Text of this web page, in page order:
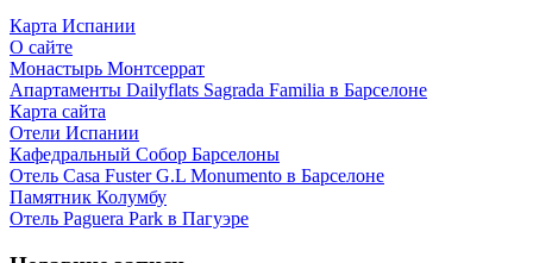
Карта Испании
О сайте
Монастырь Монтсеррат
Апартаменты Dailyflats Sagrada Familia в Барселоне
Карта сайта
Отели Испании
Кафeдрaльный Собор Барселоны
Отель Casa Fuster G.L Monumento в Барселоне
Пaмятник Колумбу
Отель Paguera Park в Пагуэре